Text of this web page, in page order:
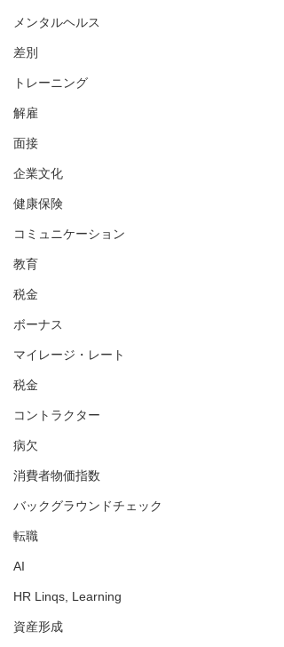
メンタルヘルス
差別
トレーニング
解雇
面接
企業文化
健康保険
コミュニケーション
教育
税金
ボーナス
マイレージ・レート
税金
コントラクター
病欠
消費者物価指数
バックグラウンドチェック
転職
AI
HR Linqs, Learning
資産形成